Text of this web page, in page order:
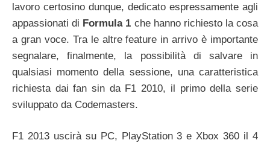
lavoro certosino dunque, dedicato espressamente agli
appassionati di Formula 1 che hanno richiesto la cosa
a gran voce. Tra le altre feature in arrivo è importante
segnalare, finalmente, la possibilità di salvare in
qualsiasi momento della sessione, una caratteristica
richiesta dai fan sin da F1 2010, il primo della serie
sviluppato da Codemasters.
F1 2013 uscirà su PC, PlayStation 3 e Xbox 360 il 4